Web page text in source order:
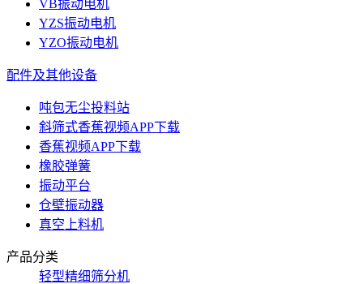
VB振动电机
YZS振动电机
YZO振动电机
配件及其他设备
吨包无尘投料站
斜筛式香蕉视频APP下载
香蕉视频APP下载
橡胶弹簧
振动平台
仓壁振动器
真空上料机
产品分类
轻型精细筛分机